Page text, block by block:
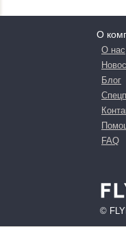
О
О нас
Блог
FAQ
©